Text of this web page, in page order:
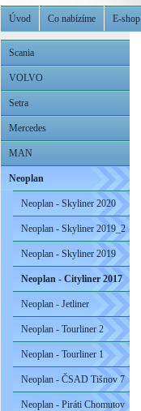
Úvod Co nabízíme E-shop
Scania
VOLVO
Setra
Mercedes
MAN
Neoplan
Neoplan - Skyliner 2020
Neoplan - Skyliner 2019_2
Neoplan - Skyliner 2019
Neoplan - Cityliner 2017
Neoplan - Jetliner
Neoplan - Tourliner 2
Neoplan - Tourliner 1
Neoplan - ČSAD Tišnov 7
Neoplan - Piráti Chomutov